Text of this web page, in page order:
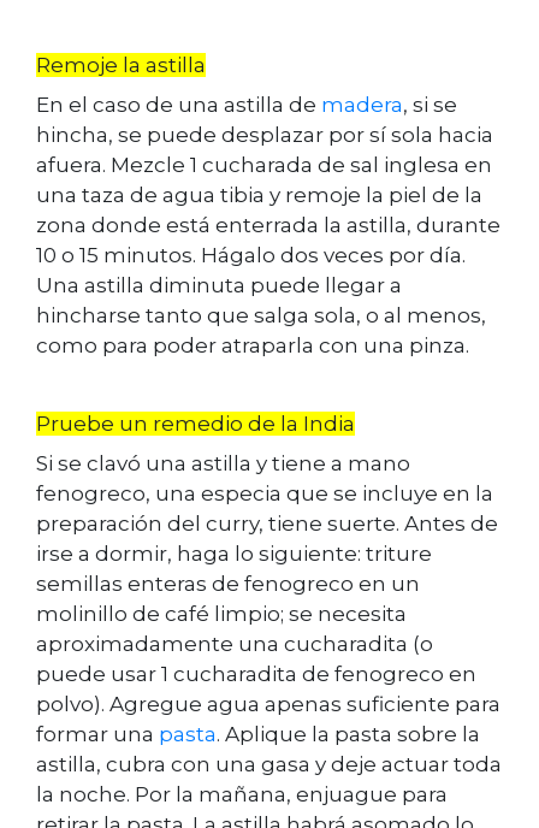
Remoje la astilla
En el caso de una astilla de madera, si se
hincha, se puede desplazar por sí sola hacia
afuera. Mezcle 1 cucharada de sal inglesa en
una taza de agua tibia y remoje la piel de la
zona donde está enterrada la astilla, durante
10 o 15 minutos. Hágalo dos veces por día.
Una astilla diminuta puede llegar a
hincharse tanto que salga sola, o al menos,
como para poder atraparla con una pinza.
Pruebe un remedio de la India
Si se clavó una astilla y tiene a mano
fenogreco, una especia que se incluye en la
preparación del curry, tiene suerte. Antes de
irse a dormir, haga lo siguiente: triture
semillas enteras de fenogreco en un
molinillo de café limpio; se necesita
aproximadamente una cucharadita (o
puede usar 1 cucharadita de fenogreco en
polvo). Agregue agua apenas suficiente para
formar una pasta. Aplique la pasta sobre la
astilla, cubra con una gasa y deje actuar toda
la noche. Por la mañana, enjuague para